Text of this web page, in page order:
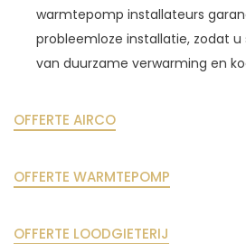
warmtepomp installateurs
probleemloze installatie, zodat
van duurzame verwarming en
OFFERTE AIRCO
OFFERTE WARMTEPOMP
OFFERTE LOODGIETERIJ